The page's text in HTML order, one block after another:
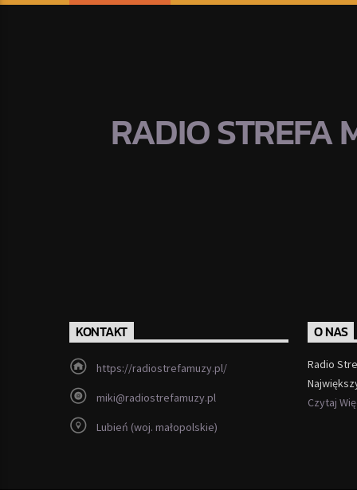
RADIO STREFA
KONTAKT
https://radiostrefamuzy.pl/
miki@radiostrefamuzy.pl
Lubień (woj. małopolskie)
O NAS
Radio
Czytaj